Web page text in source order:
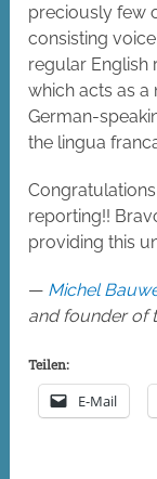
preciously few
consisting
regular English
which acts as
German-
the lingua
reporting!!
providing this
— Michel
and founder of
Teilen:
E-Mail